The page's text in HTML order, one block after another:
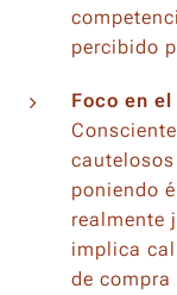
percibido
Foco en
poniendo
realmente
implica
de compra